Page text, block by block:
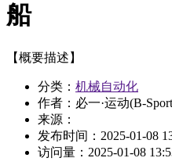
船
【概要描述】
分类： 机械自动化
作者：必一·运动(B-
来源：
发布时间： 2025-01-08
访问量： 2025-01-08